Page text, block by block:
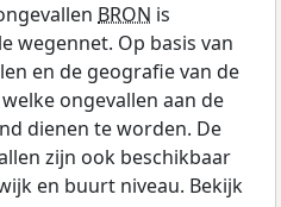
BRON is
wegennet. Op basis van
en de geografie van de
ongevallen aan de
dienen te worden. De
zijn ook beschikbaar
en buurt niveau. Bekijk